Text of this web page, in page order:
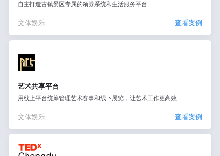
自主打造古镇景区专属的领券系统和生活服务平台
文体娱乐 查看案例
艺术共享平台
用线上平台统筹管理艺术赛事和线下展览，让艺术工作更高效
文体娱乐 查看案例